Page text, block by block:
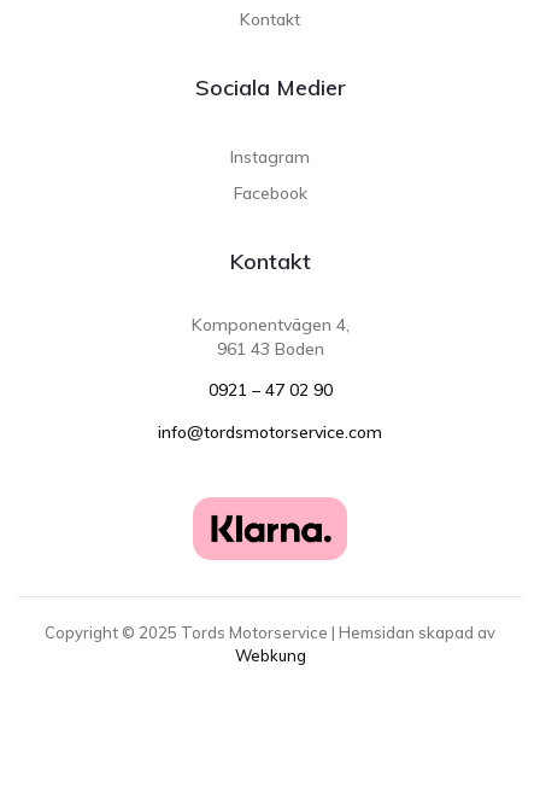
Kontakt
Sociala Medier
Instagram
Facebook
Kontakt
Komponentvägen 4,
961 43 Boden
0921 – 47 02 90
info@tordsmotorservice.com
Copyright © 2025 Tords Motorservice | Hemsidan skapad av
Webkung